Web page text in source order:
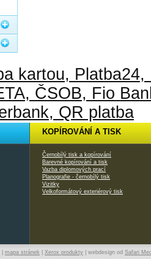
KOPÍROVÁNÍ A TISK
Černobílý tisk a kopírování
Barevné kopírování a tisk
Vazba diplomových prací
Planografie - černobílý tisk
Vizitky
Velkoformátový exteriérový tisk
mapa stránek Xerox produkty | webdesign od Safari